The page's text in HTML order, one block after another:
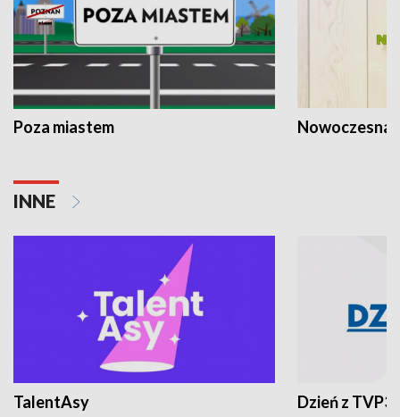
Poza miastem Nowoczesna
INNE
TalentAsy Dzień z TVP3